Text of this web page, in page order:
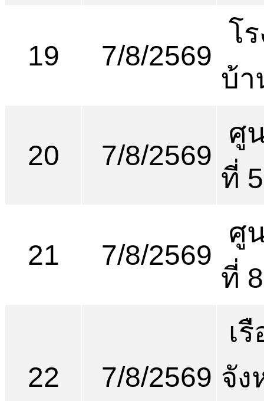
19 7/8/2569
โ
บ้า
20 7/8/2569
ศู
ที่
21 7/8/2569
ศู
ที่
22 7/8/2569
เ
จัง